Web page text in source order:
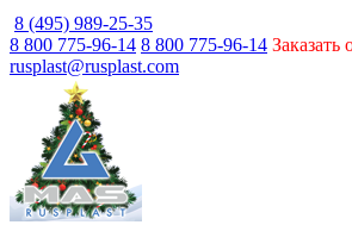
8 (495) 989-25-35
8 800 775-96-14 8 800 775-96-14 Заказать
rusplast@rusplast.com